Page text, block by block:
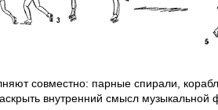
совместно: парные спирали,
внутренний смысл музыкальной